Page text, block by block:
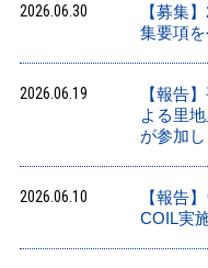
2026.06.30
【募集
集要項
2026.06.19
【報告
よる里
が参加
2026.06.10
【報告
COIL実